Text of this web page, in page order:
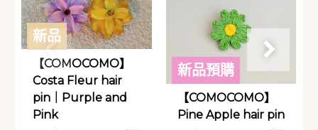
新品
【COMOCOMO】
Costa Fleur hair
pin｜Purple and
Pink
新品預購
【COMOCOMO】
Pine Apple hair pin